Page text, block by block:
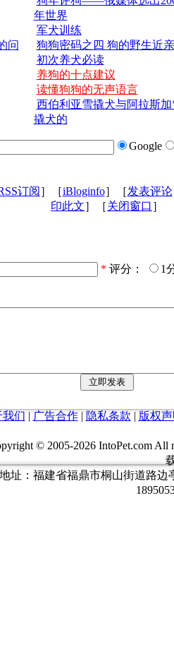
问
年世界
军犬训练
狗狗密码之四 狗的野生近亲
初次养犬必读
养狗的十点建议
读懂狗狗的无声语言
西伯利亚雪撬犬与阿拉斯加
撬犬的
Google
订阅 ］［iBloginfo］［发表评论
印此文］［关闭窗口 ］
* 评分：
1
我们 | 广告合作| 隐私条款 | 版权
© 2005-2026 IntoPet.com
地址：福建省福鼎市桐山街道路边